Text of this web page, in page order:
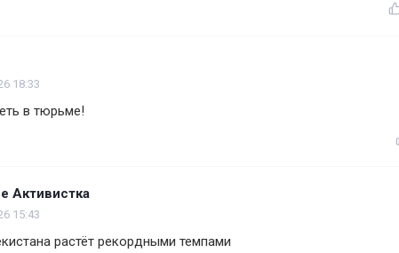
18:33
в тюрьме!
Активистка
15:43
растёт рекордными темпами